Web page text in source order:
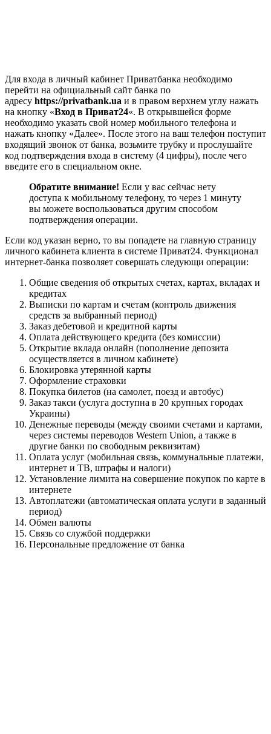
Для входа в личный кабинет Приватбанка необходимо
перейти на официальный сайт банка по
адресу https://privatbank.ua и в правом верхнем углу нажать
на кнопку «Вход в Приват24«. В открывшейся форме
необходимо указать свой номер мобильного телефона и
нажать кнопку «Далее». После этого на ваш телефон поступит
входящий звонок от банка, возьмите трубку и прослушайте
код подтверждения входа в систему (4 цифры), после чего
введите его в специальном окне.
Обратите внимание! Если у вас сейчас нету
доступа к мобильному телефону, то через 1 минуту
вы можете воспользоваться другим способом
подтверждения операции.
Если код указан верно, то вы попадете на главную страницу
личного кабинета клиента в системе Приват24. Функционал
интернет-банка позволяет совершать следующи операции:
Общие сведения об открытых счетах, картах, вкладах и
кредитах
Выписки по картам и счетам (контроль движения
средств за выбранный период)
Заказ дебетовой и кредитной карты
Оплата действующего кредита (без комиссии)
Открытие вклада онлайн (пополнение депозита
осуществляется в личном кабинете)
Блокировка утерянной карты
Оформление страховки
Покупка билетов (на самолет, поезд и автобус)
Заказ такси (услуга доступна в 20 крупных городах
Украины)
Денежные переводы (между своими счетами и картами,
через системы переводов Western Union, а также в
другие банки по свободным реквизитам)
Оплата услуг (мобильная связь, коммунальные платежи,
интернет и ТВ, штрафы и налоги)
Установление лимита на совершение покупок по карте в
интернете
Автоплатежи (автоматическая оплата услуги в заданный
период)
Обмен валюты
Связь со службой поддержки
Персональные предложение от банка